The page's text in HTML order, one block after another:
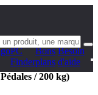
PC
Finder
Bons
plans
Besoin
d'aide
/ 200 kg)